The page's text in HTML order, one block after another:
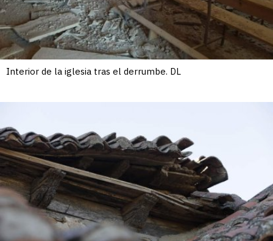
Interior de la iglesia tras el derrumbe. DL